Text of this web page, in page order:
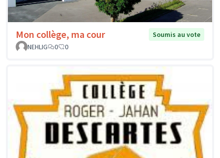
Mon collège, ma cour
Soumis au vote
NEHLIG
0 0